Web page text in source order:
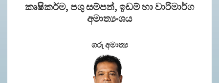
කෘෂිකර්ම, පශු සම්පත්, ඉඩම් හා වාරිමාර්ග
අමාත්‍යංශය
ගරු අමාත්‍ය